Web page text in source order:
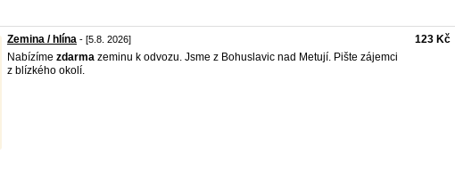
Zemina / hlína - [5.8. 2026]
Nabízíme zdarma zeminu k odvozu. Jsme z Bohuslavic nad Metují. Pište zájemci
z blízkého okolí.
123 Kč